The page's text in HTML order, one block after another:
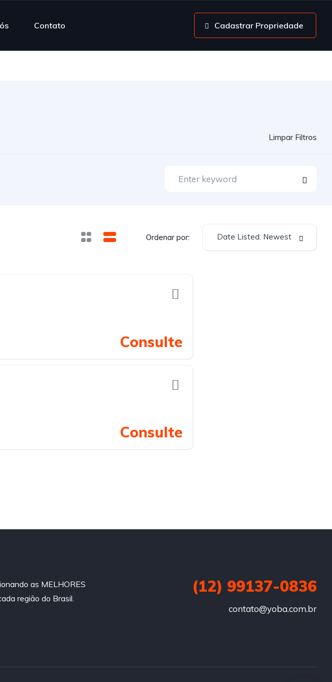
Contato Cadastrar Propriedade
Limpar Filtros
Ordenar por: Date Listed: Newest
Consulte
Consulte
as MELHORES
região do Brasil.
(12) 99137-0836
contato@yoba.com.br